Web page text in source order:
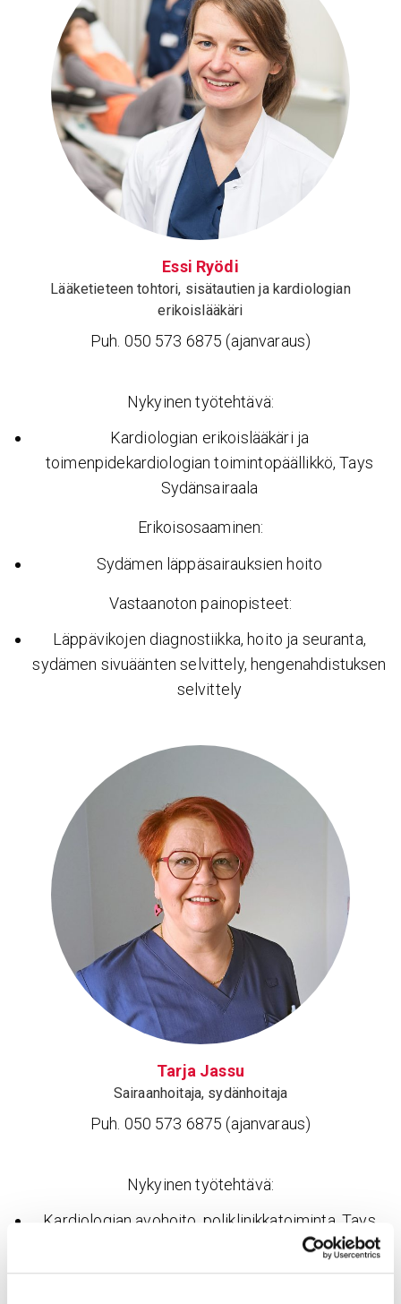
Essi Ryödi
Lääketieteen tohtori, sisätautien ja kardiologian
erikoislääkäri
Puh. 050 573 6875 (ajanvaraus)
Nykyinen työtehtävä:
Kardiologian erikoislääkäri ja
toimenpidekardiologian toimintopäällikkö, Tays
Sydänsairaala
Erikoisosaaminen:
Sydämen läppäsairauksien hoito
Vastaanoton painopisteet:
Läppävikojen diagnostiikka, hoito ja seuranta,
sydämen sivuäänten selvittely, hengenahdistuksen
selvittely
Tarja Jassu
Sairaanhoitaja, sydänhoitaja
Puh. 050 573 6875 (ajanvaraus)
Nykyinen työtehtävä:
Kardiologian avohoito, poliklinikkatoiminta, Tays
Hoitajavastaanotto: mm. rytmihäiriöpotilaiden ja